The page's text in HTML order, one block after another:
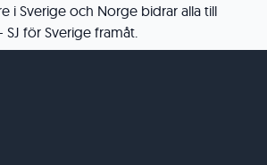
i Sverige och Norge bidrar alla till
för Sverige framåt.